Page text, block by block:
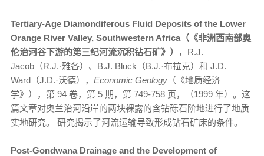
Tertiary-Age Diamondiferous Fluid Deposits of the Lower
Orange River Valley, Southwestern Africa（《非洲西南部奥
伦治河谷下游的第三纪河流沉积钻石矿》）
，R.J.
Jacob（R.J.·雅各）、B.J. Bluck（B.J.·布拉克）和 J.D.
Ward（J.D.·沃德）， Economic Geology （《地质经济
学》），第 94 卷，第 5 期，第 749-758 页，（1999 年）。这
篇文章对奥兰治河沿岸的两块裸露的含钻砾石阶地进行了地质
实地研究。 研究揭示了河流运输导致形成钻石矿床的条件。
Post-Gondwana Drainage and the Development of